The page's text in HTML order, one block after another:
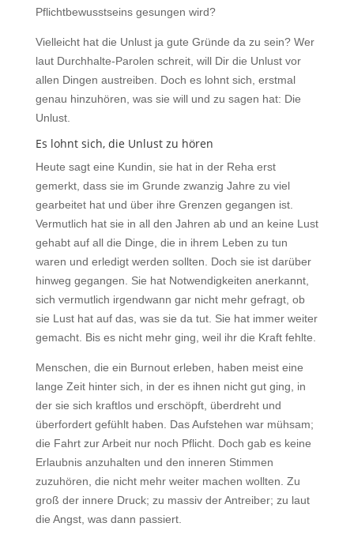
Pflichtbewusstseins gesungen wird?
Vielleicht hat die Unlust ja gute Gründe da zu sein? Wer
laut Durchhalte-Parolen schreit, will Dir die Unlust vor
allen Dingen austreiben. Doch es lohnt sich, erstmal
genau hinzuhören, was sie will und zu sagen hat: Die
Unlust.
Es lohnt sich, die Unlust zu hören
Heute sagt eine Kundin, sie hat in der Reha erst
gemerkt, dass sie im Grunde zwanzig Jahre zu viel
gearbeitet hat und über ihre Grenzen gegangen ist.
Vermutlich hat sie in all den Jahren ab und an keine Lust
gehabt auf all die Dinge, die in ihrem Leben zu tun
waren und erledigt werden sollten. Doch sie ist darüber
hinweg gegangen. Sie hat Notwendigkeiten anerkannt,
sich vermutlich irgendwann gar nicht mehr gefragt, ob
sie Lust hat auf das, was sie da tut. Sie hat immer weiter
gemacht. Bis es nicht mehr ging, weil ihr die Kraft fehlte.
Menschen, die ein Burnout erleben, haben meist eine
lange Zeit hinter sich, in der es ihnen nicht gut ging, in
der sie sich kraftlos und erschöpft, überdreht und
überfordert gefühlt haben. Das Aufstehen war mühsam;
die Fahrt zur Arbeit nur noch Pflicht. Doch gab es keine
Erlaubnis anzuhalten und den inneren Stimmen
zuzuhören, die nicht mehr weiter machen wollten. Zu
groß der innere Druck; zu massiv der Antreiber; zu laut
die Angst, was dann passiert.